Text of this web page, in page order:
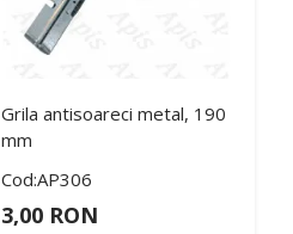
Grila antisoareci metal, 190
mm
Cod:AP306
3,00 RON